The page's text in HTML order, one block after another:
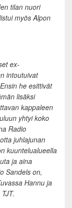
tilan nuori
myös Alpon
ex-
intoutuivat
he esittivät
lisäksi
kappaleen
yhtyi koko
Radio
juhlajunan
kuuntelualueella
ja aina
Sandels on,
Hannu ja